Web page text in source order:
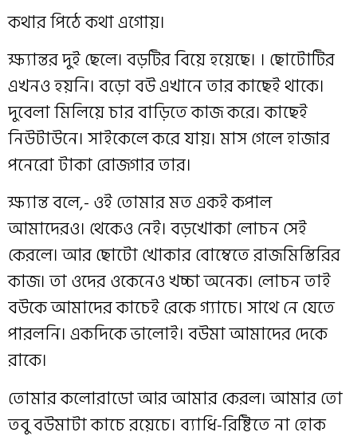
কথার পিঠে কথা এগোয়।
ক্ষ্যান্তর দুই ছেলে। বড়টির বিয়ে হয়েছে। । ছোটোটির
এখনও হয়নি। বড়ো বউ এখানে তার কাছেই থাকে।
দুবেলা মিলিয়ে চার বাড়িতে কাজ করে। কাছেই
নিউটাউনে। সাইকেলে করে যায়। মাস গেলে হাজার
পনেরো টাকা রোজগার তার।
ক্ষ্যান্ত বলে,- ওই তোমার মত একই কপাল
আমাদেরও। থেকেও নেই। বড়খোকা লোচন সেই
কেরলে। আর ছোটো খোকার বোম্বেতে রাজমিস্তিরির
কাজ। তা ওদের ওকেনেও খচ্চা অনেক। লোচন তাই
বউকে আমাদের কাচেই রেকে গ্যাচে। সাথে নে যেতে
পারলনি। একদিকে ভালোই। বউমা আমাদের দেকে
রাকে।
তোমার কলোরাডো আর আমার কেরল। আমার তো
তবু বউমাটা কাচে রয়েচে। ব্যাধি-রিষ্টিতে না হোক